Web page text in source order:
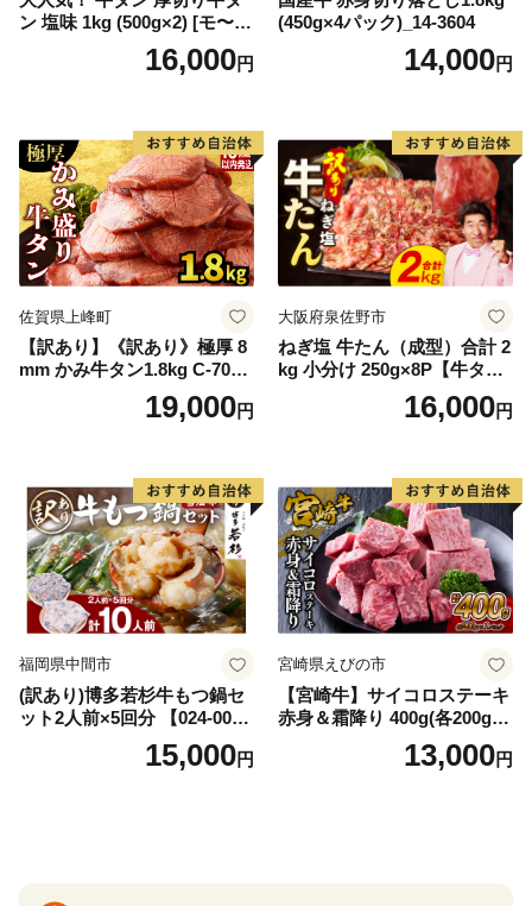
ン 塩味 1kg (500g×2) [モ〜ラ
ンド 宮城県 気仙沼市 205646
60] 肉 牛肉 精肉 牛たん 牛タ
厚切り タン
16,000円
(450g×4パック)_14-3604
14,000円
佐賀県上峰町
【訳あり】《訳あり》極厚 8
mm かみ牛タン1.8kg C-709-
19,000円
大阪府泉佐野市
ねぎ塩 牛たん（成型）合計 2
kg 小分け 250g×8P【牛タン
牛肉 焼肉用 薄切り 訳あり サ
16,000円
福岡県中間市
(訳あり)博多若杉牛もつ鍋セ
ット2人前×5回分 【024-002
15,000円
宮崎県えびの市
【宮崎牛】サイコロステーキ
赤身＆霜降り 400g(各200g×
１P 計2P) 真空パック 冷凍
13,000円